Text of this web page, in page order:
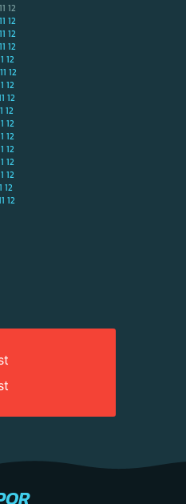
11 12
11 12
11 12
11 12
12
11 12
12
12
12
12
12
12
12
12
12
12